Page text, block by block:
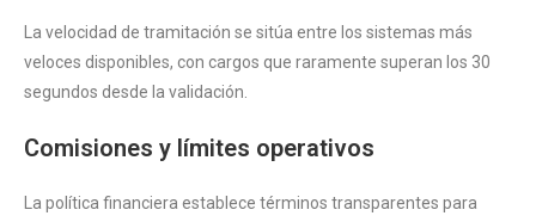
La velocidad de tramitación se sitúa entre los sistemas más
veloces disponibles, con cargos que raramente superan los 30
segundos desde la validación.
Comisiones y límites operativos
La política financiera establece términos transparentes para